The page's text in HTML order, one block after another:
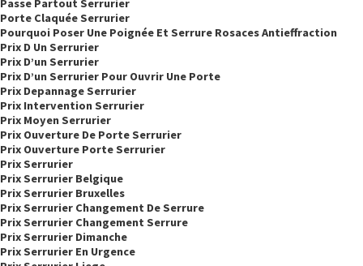
Passe Partout Serrurier
Porte Claquée Serrurier
Pourquoi Poser Une Poignée Et Serrure Rosaces Antieffraction
Prix D Un Serrurier
Prix D’un Serrurier
Prix D’un Serrurier Pour Ouvrir Une Porte
Prix Depannage Serrurier
Prix Intervention Serrurier
Prix Moyen Serrurier
Prix Ouverture De Porte Serrurier
Prix Ouverture Porte Serrurier
Prix Serrurier
Prix Serrurier Belgique
Prix Serrurier Bruxelles
Prix Serrurier Changement De Serrure
Prix Serrurier Changement Serrure
Prix Serrurier Dimanche
Prix Serrurier En Urgence